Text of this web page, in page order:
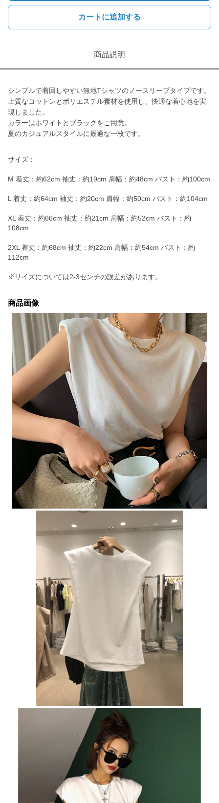
カートに追加する
商品説明
シンプルで着回しやすい無地Tシャツのノースリーブタイプです。
上質なコットンとポリエステル素材を使用し、快適な着心地を実
現しました。
カラーはホワイトとブラックをご用意。
夏のカジュアルスタイルに最適な一枚です。
サイズ：
M 着丈：約62cm 袖丈：約19cm 肩幅：約48cm バスト：約100cm
L 着丈：約64cm 袖丈：約20cm 肩幅：約50cm バスト：約104cm
XL 着丈：約66cm 袖丈：約21cm 肩幅：約52cm バスト：約
108cm
2XL 着丈：約68cm 袖丈：約22cm 肩幅：約54cm バスト：約
112cm
※サイズについては2-3センチの誤差があります。
商品画像